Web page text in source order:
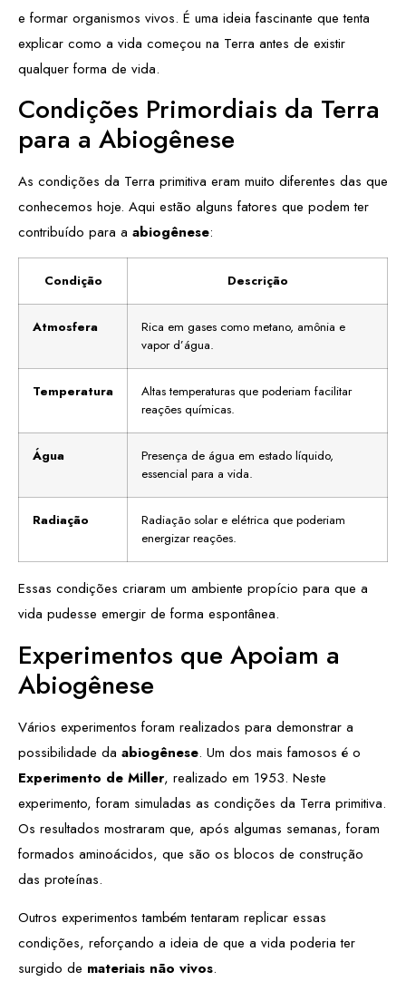
e formar organismos vivos. É uma ideia fascinante que tenta
explicar como a vida começou na Terra antes de existir
qualquer forma de vida.
Condições Primordiais da Terra
para a Abiogênese
As condições da Terra primitiva eram muito diferentes das que
conhecemos hoje. Aqui estão alguns fatores que podem ter
contribuído para a abiogênese:
Condição Descrição
Atmosfera
Rica em gases como metano, amônia e
vapor d’água.
Temperatura
Altas temperaturas que poderiam facilitar
reações químicas.
Água
Presença de água em estado líquido,
essencial para a vida.
Radiação
Radiação solar e elétrica que poderiam
energizar reações.
Essas condições criaram um ambiente propício para que a
vida pudesse emergir de forma espontânea.
Experimentos que Apoiam a
Abiogênese
Vários experimentos foram realizados para demonstrar a
possibilidade da abiogênese. Um dos mais famosos é o
Experimento de Miller, realizado em 1953. Neste
experimento, foram simuladas as condições da Terra primitiva.
Os resultados mostraram que, após algumas semanas, foram
formados aminoácidos, que são os blocos de construção
das proteínas.
Outros experimentos também tentaram replicar essas
condições, reforçando a ideia de que a vida poderia ter
surgido de materiais não vivos.